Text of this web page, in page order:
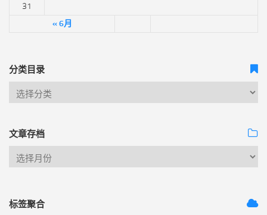
« 6月
31
分类目录
文章存档
标签聚合